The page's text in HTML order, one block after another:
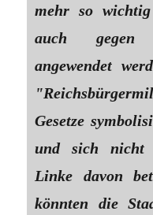
mehr so
auch gegen
angewendet
Gesetze
und sich nicht
Linke davon
könnten die